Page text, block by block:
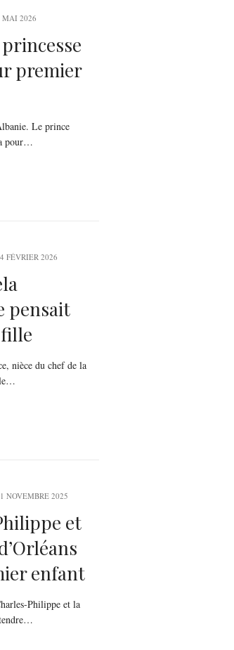
MAI 2026
premier
Le prince
pour…
FÉVRIER 2026
pensait
nièce du chef de la
NOVEMBRE 2025
et
enfant
Philippe et la